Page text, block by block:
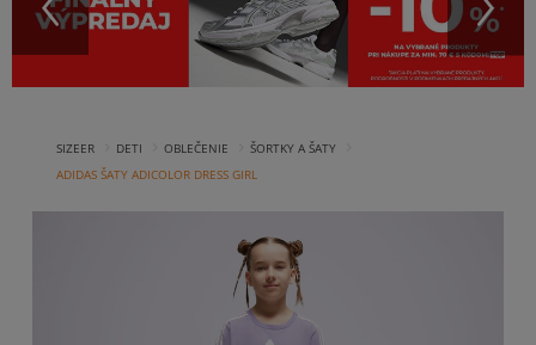
SIZEER DETI OBLEČENIE ŠORTKY A ŠATY
ADIDAS ŠATY ADICOLOR DRESS GIRL